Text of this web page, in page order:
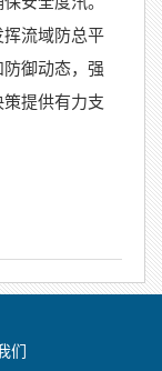
流域防总平
御动态，强
提供有力支
们